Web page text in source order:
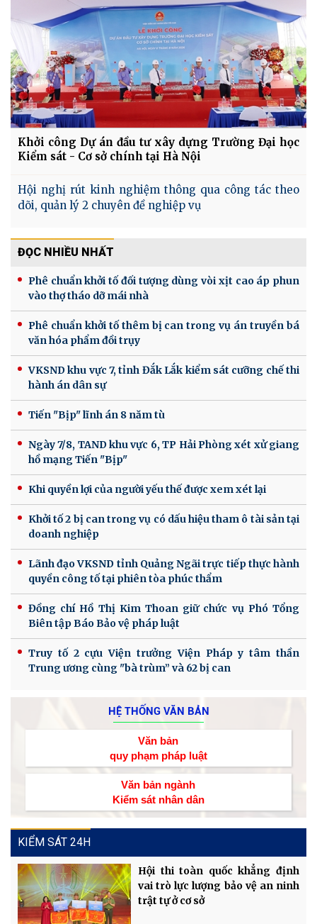
Khởi công Dự án đầu tư xây dựng Trường Đại học
Kiểm sát - Cơ sở chính tại Hà Nội
Hội nghị rút kinh nghiệm thông qua công tác theo
dõi, quản lý 2 chuyên đề nghiệp vụ
ĐỌC NHIỀU NHẤT
Phê chuẩn khởi tố đối tượng dùng vòi xịt cao áp phun
vào thợ tháo dỡ mái nhà
Phê chuẩn khởi tố thêm bị can trong vụ án truyền bá
văn hóa phẩm đồi trụy
VKSND khu vực 7, tỉnh Đắk Lắk kiểm sát cưỡng chế thi
hành án dân sự
Tiến "Bịp" lĩnh án 8 năm tù
Ngày 7/8, TAND khu vực 6, TP Hải Phòng xét xử giang
hồ mạng Tiến "Bịp"
Khi quyền lợi của người yếu thế được xem xét lại
Khởi tố 2 bị can trong vụ có dấu hiệu tham ô tài sản tại
doanh nghiệp
Lãnh đạo VKSND tỉnh Quảng Ngãi trực tiếp thực hành
quyền công tố tại phiên tòa phúc thẩm
Đồng chí Hồ Thị Kim Thoan giữ chức vụ Phó Tổng
Biên tập Báo Bảo vệ pháp luật
Truy tố 2 cựu Viện trưởng Viện Pháp y tâm thần
Trung ương cùng "bà trùm” và 62 bị can
HỆ THỐNG VĂN BẢN
Văn bản
quy phạm pháp luật
Văn bản ngành
Kiểm sát nhân dân
KIỂM SÁT 24H
Hội thi toàn quốc khẳng định
vai trò lực lượng bảo vệ an ninh
trật tự ở cơ sở